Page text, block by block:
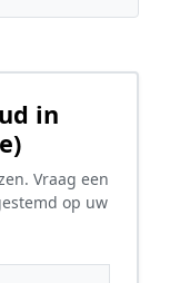
in
Vraag een
op uw